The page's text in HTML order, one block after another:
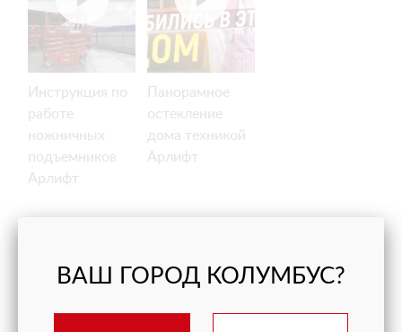
Инструкция по
работе
ножничных
подъемников
Арлифт
Панорамное
остекление
дома техникой
Арлифт
ВАШ ГОРОД КОЛУМБУС?